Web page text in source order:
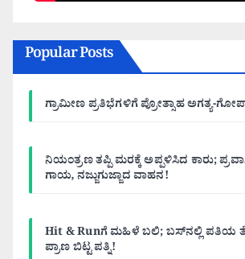
Popular Posts
ಗ್ರಾಮೀಣ ಪ್ರತಿಭೆಗಳಿಗೆ ಪ್ರೋತ್ಸಾಹ ಅಗತ್ಯ-
ನಿಯಂತ್ರಣ ತಪ್ಪಿ ಮರಕ್ಕೆ ಅಪ್ಪಳಿಸಿದ ಕಾರು;
ಗಾಯ, ನಜ್ಜುಗುಜ್ಜಾದ ವಾಹನ!
Hit & Runಗೆ ಮಹಿಳೆ ಬಲಿ; ಬಸ್‌ನಲ್ಲಿ
ಪ್ರಾಣ ಬಿಟ್ಟ ಪತ್ನಿ!